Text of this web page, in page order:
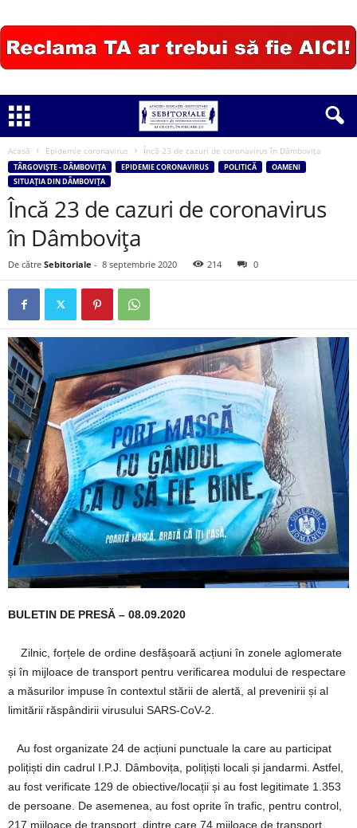
Acasă Epidemie coronavirus Încă 23 de cazuri de coronavirus în Dâmbovița
TÂRGOVIȘTE - DÂMBOVIȚA EPIDEMIE CORONAVIRUS POLITICĂ
OAMENI
SITUAȚIA DIN DÂMBOVIȚA
Încă 23 de cazuri de coronavirus
în Dâmbovița
De către Sebitoriale - 8 septembrie 2020 214 0
BULETIN DE PRESĂ – 08.09.2020
Zilnic, forțele de ordine desfășoară acțiuni în zonele aglomerate
și în mijloace de transport pentru verificarea modului de respectare
a măsurilor impuse în contextul stării de alertă, al prevenirii și al
limitării răspândirii virusului SARS-CoV-2.
Au fost organizate 24 de acțiuni punctuale la care au participat
polițiști din cadrul I.P.J. Dâmbovița, polițiști locali și jandarmi. Astfel,
au fost verificate 129 de obiective/locații și au fost legitimate 1.353
de persoane. De asemenea, au fost oprite în trafic, pentru control,
217 mijloace de transport, dintre care 74 mijloace de transport